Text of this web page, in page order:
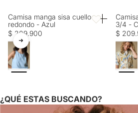
Favoritos
Camisa manga sisa cuello
redondo - Azul
$ 209.900
3/4 -
$
¿QUÉ ESTAS BUSCANDO?